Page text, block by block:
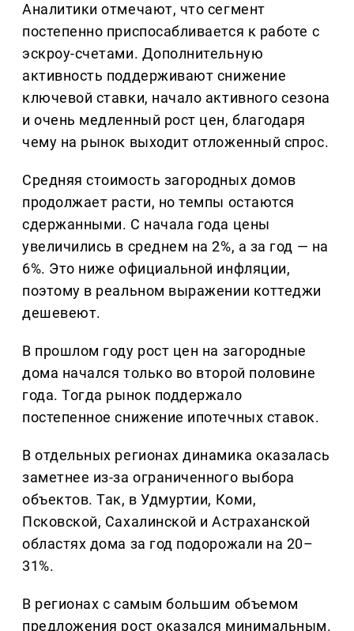
Аналитики отмечают, что сегмент
постепенно приспосабливается к работе с
эскроу-счетами. Дополнительную
активность поддерживают снижение
ключевой ставки, начало активного сезона
и очень медленный рост цен, благодаря
чему на рынок выходит отложенный спрос.
Средняя стоимость загородных домов
продолжает расти, но темпы остаются
сдержанными. С начала года цены
увеличились в среднем на 2%, а за год — на
6%. Это ниже официальной инфляции,
поэтому в реальном выражении коттеджи
дешевеют.
В прошлом году рост цен на загородные
дома начался только во второй половине
года. Тогда рынок поддержало
постепенное снижение ипотечных ставок.
В отдельных регионах динамика оказалась
заметнее из-за ограниченного выбора
объектов. Так, в Удмуртии, Коми,
Псковской, Сахалинской и Астраханской
областях дома за год подорожали на 20–
31%.
В регионах с самым большим объемом
предложения рост оказался минимальным.